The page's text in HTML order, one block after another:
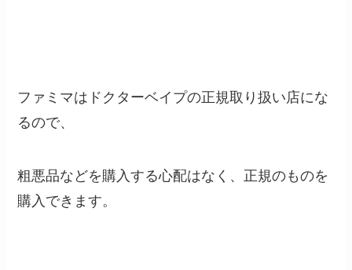
ファミマはドクターベイプの正規取り扱い店にな
るので、
粗悪品などを購入する心配はなく、正規のものを
購入できます。